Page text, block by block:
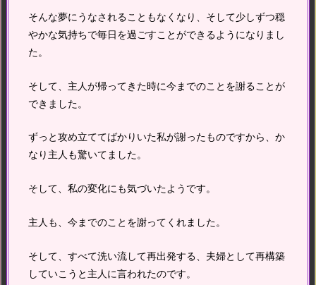
そんな夢にうなされることもなくなり、そして少しずつ穏
やかな気持ちで毎日を過ごすことができるようになりまし
た。
そして、主人が帰ってきた時に今までのことを謝ることが
できました。
ずっと攻め立ててばかりいた私が謝ったものですから、か
なり主人も驚いてました。
そして、私の変化にも気づいたようです。
主人も、今までのことを謝ってくれました。
そして、すべて洗い流して再出発する、夫婦として再構築
していこうと主人に言われたのです。